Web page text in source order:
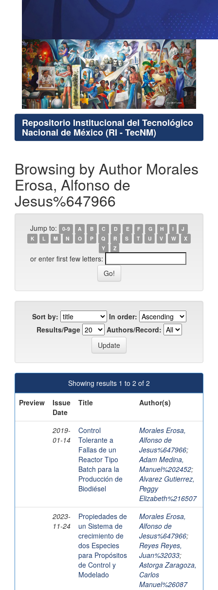
Repositorio Institucional del Tecnológico
Nacional de México (RI - TecNM)
Browsing by Author Morales
Erosa, Alfonso de
Jesus%647966
Jump to: 0-9 A B C D E F G H I
J
K
L M N O P Q R S T U V W
X
Y
Z
or enter first few letters:
Sort by:
In order:
Results/Page
Authors/Record:
Showing results 1 to 2 of 2
Preview
Issue
Date
Title Author(s)
2019-
01-14
Control
Tolerante a
Fallas de un
Reactor Tipo
Batch para la
Producción de
Biodiésel
Morales Erosa,
Alfonso de
Jesus%647966;
Adam Medina,
Manuel%202452;
Alvarez Gutierrez,
Peggy
Elizabeth%216507
2023-
11-24
Propiedades de
un Sistema de
crecimiento de
dos Especies
para Propósitos
de Control y
Modelado
Morales Erosa,
Alfonso de
Jesus%647966;
Reyes Reyes,
Juan%32033;
Astorga Zaragoza,
Carlos
Manuel%26087